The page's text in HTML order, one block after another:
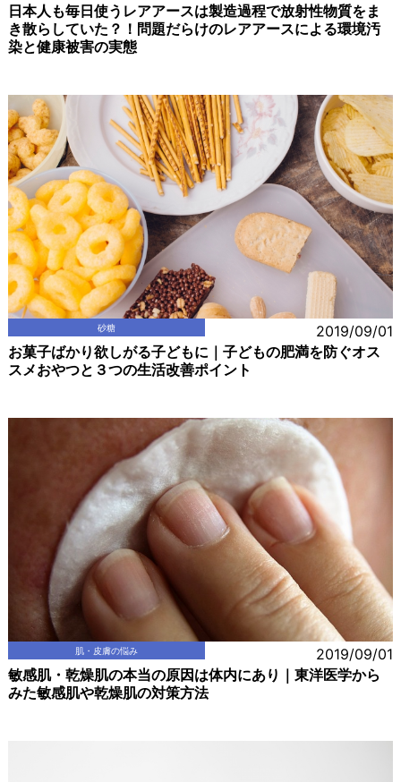
日本人も毎日使うレアアースは製造過程で放射性物質をま
き散らしていた？！問題だらけのレアアースによる環境汚
染と健康被害の実態
砂糖 2019/09/01
お菓子ばかり欲しがる子どもに｜子どもの肥満を防ぐオス
スメおやつと３つの生活改善ポイント
肌・皮膚の悩み 2019/09/01
敏感肌・乾燥肌の本当の原因は体内にあり｜東洋医学から
みた敏感肌や乾燥肌の対策方法